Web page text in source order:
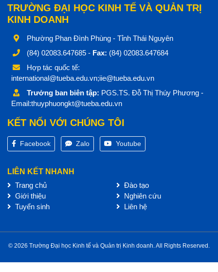
TRƯỜNG ĐẠI HỌC KINH TẾ VÀ QUẢN TRỊ
KINH DOANH
Phường Phan Đình Phùng - Tỉnh Thái Nguyên
(84) 02083.647685 - Fax: (84) 02083.647684
Hợp tác quốc tế:
international@tueba.edu.vn;iie@tueba.edu.vn
Trưởng ban biên tập: PGS.TS. Đỗ Thị Thúy Phương -
Email:thuyphuongkt@tueba.edu.vn
KẾT NỐI VỚI CHÚNG TÔI
Facebook Zalo Youtube
LIÊN KẾT NHANH
Trang chủ
Giới thiệu
Tuyển sinh
Đào tạo
Nghiên cứu
Liên hệ
© 2026 Trường Đại học Kinh tế và Quản trị Kinh doanh. All Rights Reserved.